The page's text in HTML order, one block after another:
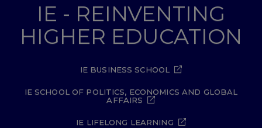
IE - REINVENTING
HIGHER EDUCATION
IE BUSINESS SCHOOL
IE SCHOOL OF POLITICS, ECONOMICS AND GLOBAL
AFFAIRS
IE LIFELONG LEARNING